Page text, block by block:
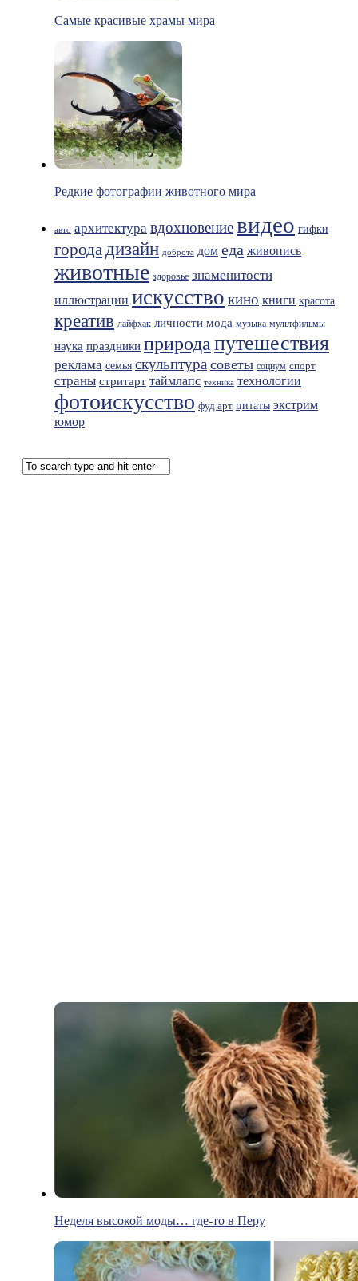
Самые красивые храмы мира
Редкие фотографии животного мира
авто архитектура вдохновениевидео гифки
городадизайн доброта дом еда живопись
животные здоровье знаменитости
иллюстрации искусство кино книги красота
креатив лайфхак личности мода музыка мультфильмы
наука праздники природапутешествия
реклама семья скульптура советы социум спорт
страны стритарт таймлапс техника технологии
фотоискусство фуд арт цитаты экстрим
юмор
Неделя высокой моды… где-то в Перу